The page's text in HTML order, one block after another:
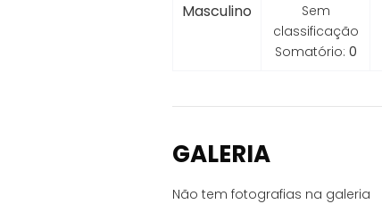
Masculino
Sem
classificação
Somatório: 0
GALERIA
Não tem fotografias na galeria